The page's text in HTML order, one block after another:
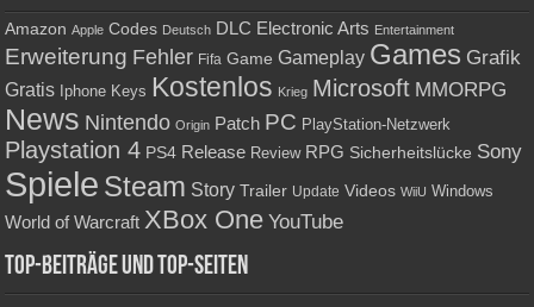
Amazon Apple Codes Deutsch DLC Electronic Arts Entertainment
Erweiterung Fehler Fifa Game Gameplay Games Grafik
Gratis Iphone Keys Kostenlos Krieg Microsoft MMORPG
News Nintendo Origin Patch PC PlayStation-Netzwerk
Playstation 4 PS4 Release Review RPG Sicherheitslücke Sony
Spiele Steam Story Trailer Update Videos WiiU Windows
World of Warcraft XBox One YouTube
Top-Beiträge und Top-Seiten